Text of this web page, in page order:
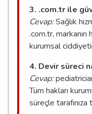
3. .com.tr ile
Cevap:Sağlık
.com.tr,
kurumsal
4. Devir süreci
Cevap:
Tüm hakları
süreçle